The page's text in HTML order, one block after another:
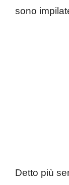
sono
Detto più